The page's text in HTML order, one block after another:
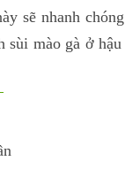
sẽ nhanh
mào gà ở